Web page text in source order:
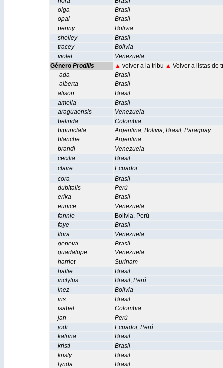
olga
Brasil
opal
Brasil
penny
Bolivia
shelley
Brasil
tracey
Bolivia
violet
Venezuela
Género Prodilis ▲ volver a la tribu ▲ Volver a listas de
ada
Brasil
alberta
Brasil
alison
Brasil
amelia
Brasil
araguaensis
Venezuela
belinda
Colombia
bipunctata
Argentina, Bolivia, Brasil, Paraguay
blanche
Argentina
brandi
Venezuela
cecilia
Brasil
claire
Ecuador
cora
Brasil
dubitalis
Perú
erika
Brasil
eunice
Venezuela
fannie
Bolivia, Perú
faye
Brasil
flora
Venezuela
geneva
Brasil
guadalupe
Venezuela
harriet
Surinam
hattie
Brasil
inclytus
Brasil, Perú
inez
Bolivia
iris
Brasil
isabel
Colombia
jan
Perú
jodi
Ecuador, Perú
katrina
Brasil
kristi
Brasil
kristy
Brasil
lynda
Brasil